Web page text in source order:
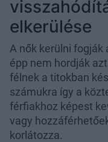
elkerülése
A nők kerülni fogják
épp nem hordják
félnek a titokban
számukra így a
férfiakhoz képest
vagy
korlátozza.